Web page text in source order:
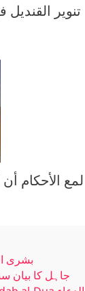
تنویر
لمع الأحكام
بشرى
جاہل کا بیان